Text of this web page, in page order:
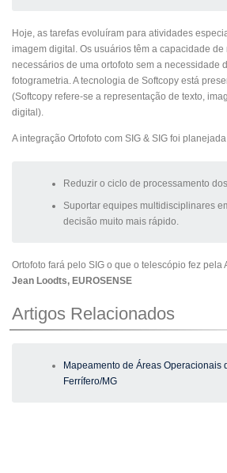
Hoje, as tarefas evoluíram para atividades
imagem digital. Os usuários têm a capacidade
necessários de uma ortofoto sem a necessidade
fotogrametria. A tecnologia de Softcopy está
(Softcopy refere-se a representação de texto,
digital).
A integração Ortofoto com SIG & SIG foi
Reduzir o ciclo de processamento
Suportar equipes multidisciplinares
decisão muito mais rápido.
Ortofoto fará pelo SIG o que o telescópio fez
Jean Loodts, EUROSENSE
Artigos Relacionados
Mapeamento de Áreas Operacionais
Ferrífero/MG